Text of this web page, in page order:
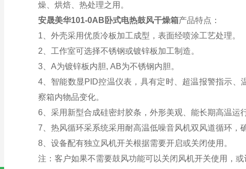
燥、烘焙、热处理之用。
安晟美华101-0AB卧式电热鼓风干燥箱产品特点：
1、外壳采用优质冷板加工成型，表面经喷涂工艺处理。
2、工作室可选择不锈钢或镀锌板加工制造。
3、A为镀锌板内胆, AB为不锈钢内胆。
4、智能数显PID控温仪表，具有定时、超温报警指示
察箱内物品变化。
6、采用新型合成硅密封胶条，外形美观、能长期高温运
7、热风循环采系统采用耐高温低噪音风机双风道循环，
8、设备配有独立风机开关根据需要开启或关闭使用。
注：客户如果不需要鼓风功能可以关闭风机开关使用，或